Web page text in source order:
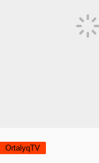
OrtalyqTV